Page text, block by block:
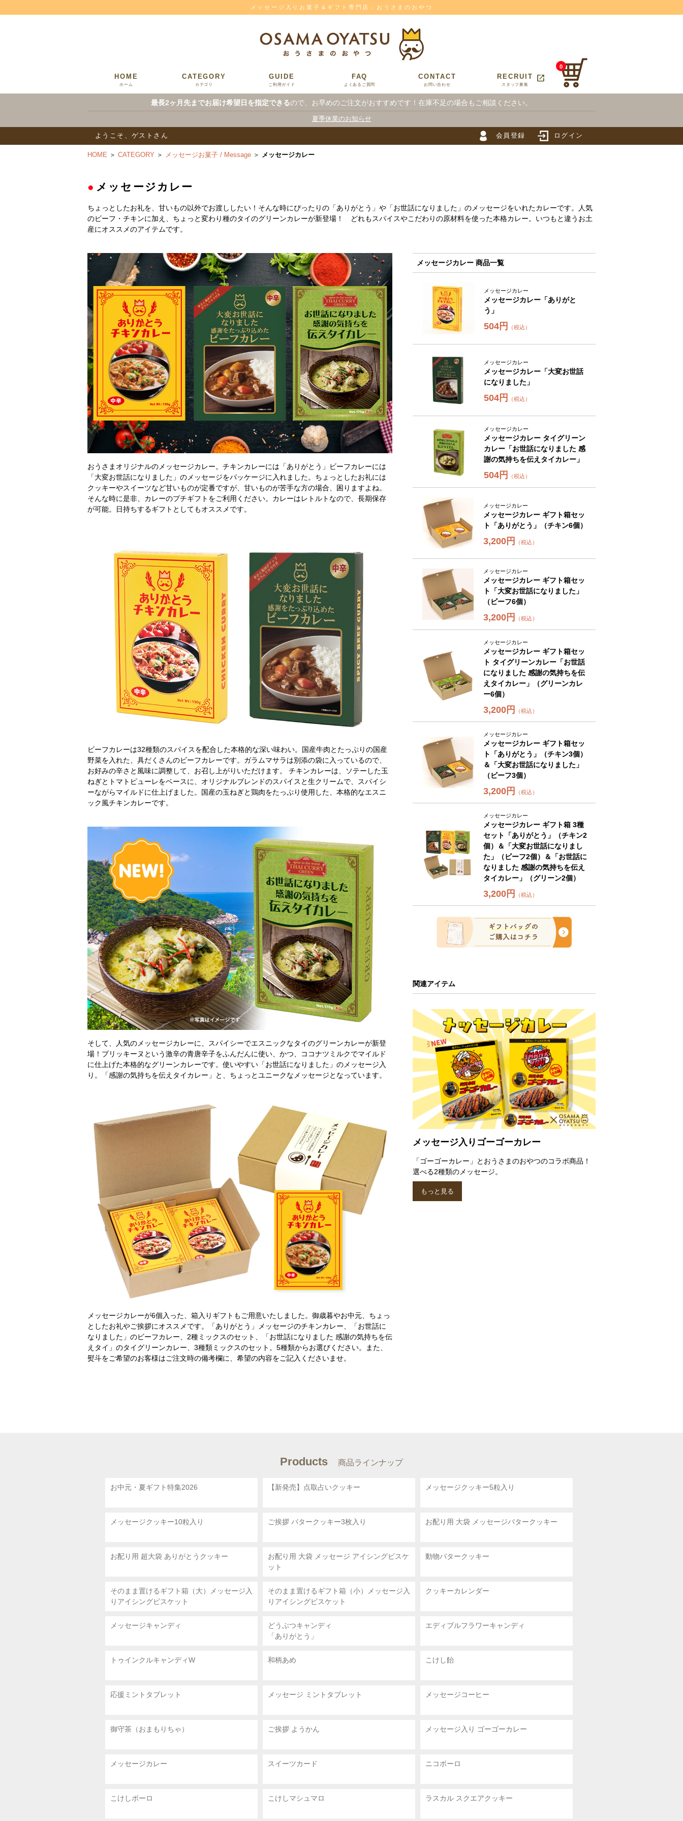
メッセージ入りお菓子＆ギフト専門店：おうさまのおやつ
HOME
ホーム
CATEGORY
カテゴリ
GUIDE
ご利用ガイド
FAQ
よくあるご質問
CONTACT
お問い合わせ
RECRUIT
スタッフ募集
open_in_new
0
最長2ヶ月先までお届け希望日を指定できるので、お早めのご注文がおすすめです！在庫不足の場合もご相談ください。
夏季休業のお知らせ
ようこそ、ゲストさん 会員登録 ログイン
HOME ＞ CATEGORY ＞ メッセージお菓子 / Message ＞ メッセージカレー
● メッセージカレー
ちょっとしたお礼を、甘いもの以外でお渡ししたい！そんな時にぴったりの「ありがとう」や「お世話になりました」のメッセージをいれたカレーです。人気
のビーフ・チキンに加え、ちょっと変わり種のタイのグリーンカレーが新登場！ どれもスパイスやこだわりの原材料を使った本格カレー。いつもと違うお土
産にオススメのアイテムです。
おうさまオリジナルのメッセージカレー。チキンカレーには「ありがとう」ビーフカレーには
「大変お世話になりました」のメッセージをパッケージに入れました。ちょっとしたお礼には
クッキーやスイーツなど甘いものが定番ですが、甘いものが苦手な方の場合、困りますよね。
そんな時に是非、カレーのプチギフトをご利用ください。カレーはレトルトなので、長期保存
が可能。日持ちするギフトとしてもオススメです。
ビーフカレーは32種類のスパイスを配合した本格的な深い味わい。国産牛肉とたっぷりの国産
野菜を入れた、具だくさんのビーフカレーです。ガラムマサラは別添の袋に入っているので、
お好みの辛さと風味に調整して、お召し上がりいただけます。 チキンカレーは、ソテーした玉
ねぎとトマトピューレをベースに、オリジナルブレンドのスパイスと生クリームで、スパイシ
ーながらマイルドに仕上げました。国産の玉ねぎと鶏肉をたっぷり使用した、本格的なエスニ
ック風チキンカレーです。
そして、人気のメッセージカレーに、スパイシーでエスニックなタイのグリーンカレーが新登
場！プリッキーヌという激辛の青唐辛子をふんだんに使い、かつ、ココナツミルクでマイルド
に仕上げた本格的なグリーンカレーです。使いやすい「お世話になりました」のメッセージ入
り。「感謝の気持ちを伝えタイカレー」と、ちょっとユニークなメッセージとなっています。
メッセージカレーが6個入った、箱入りギフトもご用意いたしました。御歳暮やお中元、ちょっ
としたお礼やご挨拶にオススメです。「ありがとう」メッセージのチキンカレー、「お世話に
なりました」のビーフカレー、2種ミックスのセット、「お世話になりました 感謝の気持ちを伝
えタイ」のタイグリーンカレー、3種類ミックスのセット。5種類からお選びください。また、
熨斗をご希望のお客様はご注文時の備考欄に、希望の内容をご記入くださいませ。
メッセージカレー 商品一覧
メッセージカレー
メッセージカレー「ありがと
う」
504円 （税込）
メッセージカレー
メッセージカレー「大変お世話
になりました」
504円 （税込）
メッセージカレー
メッセージカレー タイグリーン
カレー「お世話になりました 感
謝の気持ちを伝えタイカレー」
504円 （税込）
メッセージカレー
メッセージカレー ギフト箱セッ
ト「ありがとう」（チキン6個）
3,200円 （税込）
メッセージカレー
メッセージカレー ギフト箱セッ
ト「大変お世話になりました」
（ビーフ6個）
3,200円 （税込）
メッセージカレー
メッセージカレー ギフト箱セッ
ト タイグリーンカレー「お世話
になりました 感謝の気持ちを伝
えタイカレー」（グリーンカレ
ー6個）
3,200円 （税込）
メッセージカレー
メッセージカレー ギフト箱セッ
ト「ありがとう」（チキン3個）
＆「大変お世話になりました」
（ビーフ3個）
3,200円 （税込）
メッセージカレー
メッセージカレー ギフト箱 3種
セット「ありがとう」（チキン2
個）＆「大変お世話になりまし
た」（ビーフ2個）＆「お世話に
なりました 感謝の気持ちを伝え
タイカレー」（グリーン2個）
3,200円 （税込）
関連アイテム
メッセージ入りゴーゴーカレー
「ゴーゴーカレー」とおうさまのおやつのコラボ商品！
選べる2種類のメッセージ。
もっと見る
Products 商品ラインナップ
お中元・夏ギフト特集2026 【新発売】点取占いクッキー メッセージクッキー5粒入り
メッセージクッキー10粒入り ご挨拶 バタークッキー3枚入り お配り用 大袋 メッセージバタークッキー
お配り用 超大袋 ありがとうクッキー お配り用 大袋 メッセージ アイシングビスケ
ット
動物バタークッキー
そのまま置けるギフト箱（大）メッセージ入
りアイシングビスケット
そのまま置けるギフト箱（小）メッセージ入
りアイシングビスケット
クッキーカレンダー
メッセージキャンディ
どうぶつキャンディ
「ありがとう」
エディブルフラワーキャンディ
トゥインクルキャンディW 和柄あめ こけし飴
応援ミントタブレット メッセージ ミントタブレット メッセージコーヒー
御守茶（おまもりちゃ） ご挨拶 ようかん メッセージ入り ゴーゴーカレー
メッセージカレー スイーツカード ニコボーロ
こけしボーロ こけしマシュマロ ラスカル スクエアクッキー